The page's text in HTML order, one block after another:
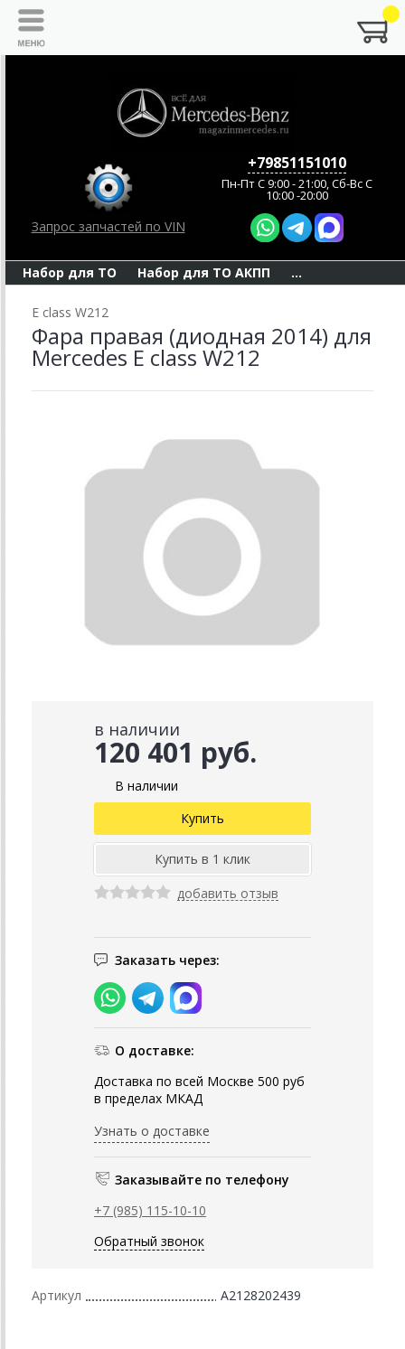
Запрос запчастей по VIN
+79851151010
Пн-Пт C 9:00 - 21:00, Сб-Вс С
10:00 -20:00
Набор для ТО Набор для ТО АКПП ...
E class W212
Фара правая (диодная 2014) для
Mercedes E class W212
в наличии
120 401 руб.
В наличии
добавить отзыв
Заказать через:
О доставке:
Доставка по всей Москве 500 руб
в пределах МКАД
Узнать о доставке
Заказывайте по телефону
+7 (985) 115-10-10
Обратный звонок
Артикул A2128202439